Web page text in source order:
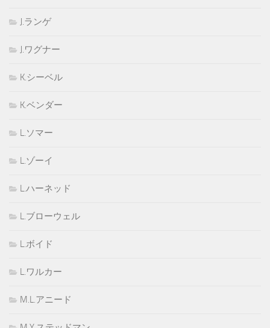
J.ランゲ
J.ワグナー
K.シーベル
K.ベンダー
L.ソマー
L.ゾーイ
L.ハーネッド
L.ブローウェル
L.ボイド
L.ワルカー
M.L.アニード